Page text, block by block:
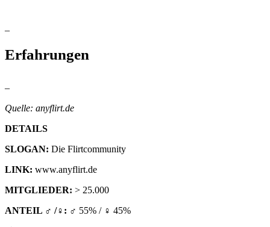
–
Erfahrungen
–
Quelle: anyflirt.de
DETAILS
SLOGAN: Die Flirtcommunity
LINK: www.anyflirt.de
MITGLIEDER: > 25.000
ANTEIL ♂ /♀: ♂ 55% / ♀ 45%